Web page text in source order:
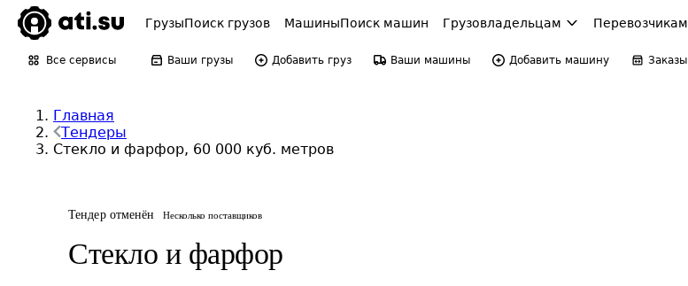
ГрузыПоиск грузов МашиныПоиск машин Грузовладельцам Перевозчикам
Все сервисы Ваши грузы Добавить груз Ваши машины Добавить машину Заказы
Главная
Тендеры
Стекло и фарфор, 60 000 куб. метров
Тендер отменён Несколько поставщиков
Стекло и фарфор